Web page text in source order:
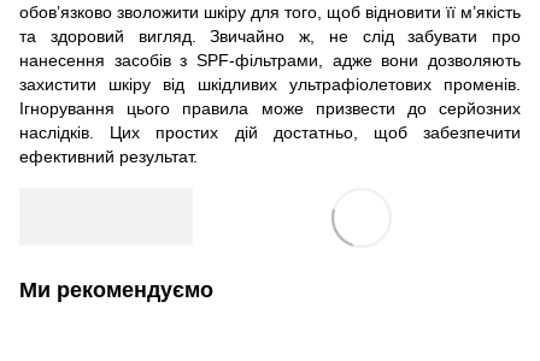
обов’язково зволожити шкіру для того, щоб відновити її м’якість
та здоровий вигляд. Звичайно ж, не слід забувати про
нанесення засобів з SPF-фільтрами, адже вони дозволяють
захистити шкіру від шкідливих ультрафіолетових променів.
Ігнорування цього правила може призвести до серйозних
наслідків. Цих простих дій достатньо, щоб забезпечити
ефективний результат.
Ми рекомендуємо